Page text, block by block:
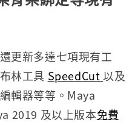
更新多達七項現有工
林工具 SpeedCut以及
輯器等等。Maya
2019 及以上版本免費